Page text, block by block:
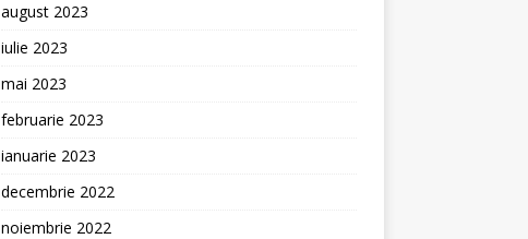
august 2023
iulie 2023
mai 2023
februarie 2023
ianuarie 2023
decembrie 2022
noiembrie 2022